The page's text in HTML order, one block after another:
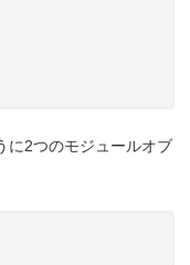
に2つのモジュールオブ